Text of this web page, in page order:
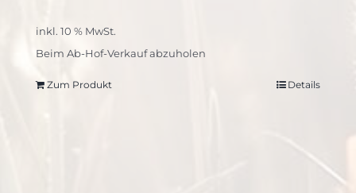
inkl. 10 % MwSt.
Beim Ab-Hof-Verkauf abzuholen
Zum Produkt Details